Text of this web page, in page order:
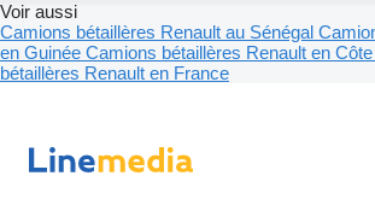
Voir aussi
Camions bétaillères Renault au Sénégal
en Guinée Camions bétaillères Renault en
bétaillères Renault en France